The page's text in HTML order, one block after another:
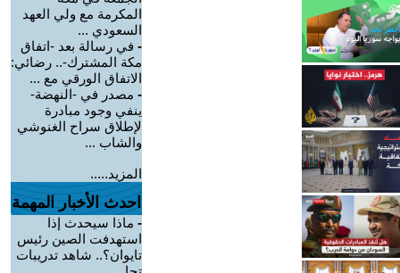
المكرمة مع ولي العهد
السعودي ...
- في رسالة بعد -اتفاق
مكة المشترك-.. رضائي:
الاتفاق الورقي مع ...
- مصدر في -النهضة-
ينفي وجود مبادرة
لإطلاق سراح الغنوشي
والشاب ...
المزيد.....
احدث الأخبار المهمة
- ماذا سيحدث إذا
استهدفت الصين رئيس
تايوان؟.. شاهد تدريبات